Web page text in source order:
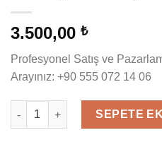
3.500,00 ₺
Profesyonel Satış ve
Arayınız: +90 555 072 14 06
Profesyonel Satış ve Pazarlama
SEPETE